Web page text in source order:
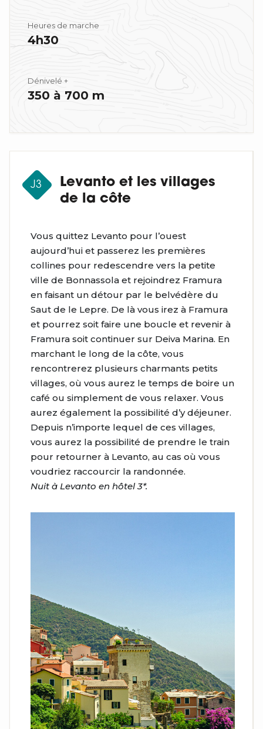
Heures de marche
4h30
Dénivelé +
350 à 700 m
J3
Levanto et les villages
de la côte
Vous quittez Levanto pour l’ouest
aujourd’hui et passerez les premières
collines pour redescendre vers la petite
ville de Bonnassola et rejoindrez Framura
en faisant un détour par le belvédère du
Saut de le Lepre. De là vous irez à Framura
et pourrez soit faire une boucle et revenir à
Framura soit continuer sur Deiva Marina. En
marchant le long de la côte, vous
rencontrerez plusieurs charmants petits
villages, où vous aurez le temps de boire un
café ou simplement de vous relaxer. Vous
aurez également la possibilité d’y déjeuner.
Depuis n’importe lequel de ces villages,
vous aurez la possibilité de prendre le train
pour retourner à Levanto, au cas où vous
voudriez raccourcir la randonnée.
Nuit à Levanto en hôtel 3*.